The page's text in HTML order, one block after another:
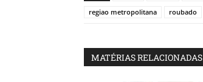
regiao metropolitana
roubado
MATÉRIAS RELACIONADAS